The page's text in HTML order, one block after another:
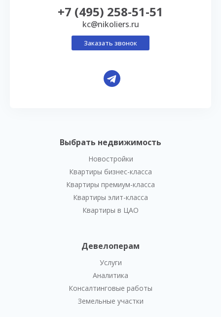
Выбрать недвижимость
Новостройки
Квартиры бизнес-класса
Квартиры премиум-класса
Квартиры элит-класса
Квартиры в ЦАО
Девелоперам
Услуги
Аналитика
Консалтинговые работы
Земельные участки
+7 (495) 258-51-51
kc@nikoliers.ru
Заказать звонок